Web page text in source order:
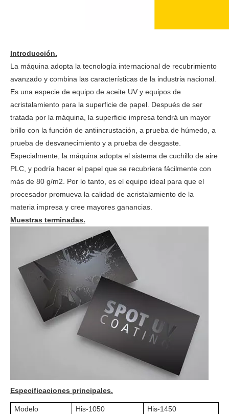
Introducción.
La máquina adopta la tecnología internacional de recubrimiento
avanzado y combina las características de la industria nacional.
Es una especie de equipo de aceite UV y equipos de
acristalamiento para la superficie de papel. Después de ser
tratada por la máquina, la superficie impresa tendrá un mayor
brillo con la función de antiincrustación, a prueba de húmedo, a
prueba de desvanecimiento y a prueba de desgaste.
Especialmente, la máquina adopta el sistema de cuchillo de aire
PLC, y podría hacer el papel que se recubriera fácilmente con
más de 80 g/m2. Por lo tanto, es el equipo ideal para que el
procesador promueva la calidad de acristalamiento de la
materia impresa y cree mayores ganancias.
Muestras terminadas.
Especificaciones principales.
Modelo His-1050
His-1450